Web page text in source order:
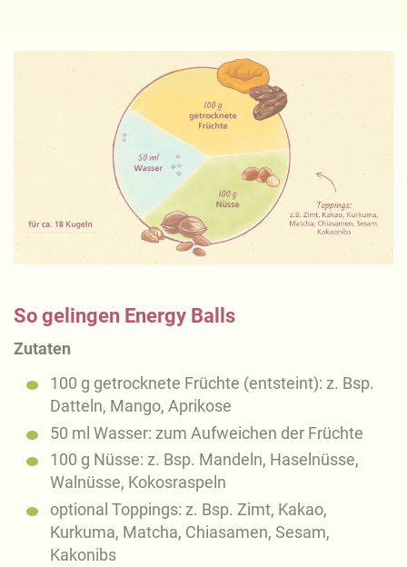
So gelingen Energy Balls
Zutaten
100 g getrocknete Früchte (entsteint): z. Bsp.
Datteln, Mango, Aprikose
50 ml Wasser: zum Aufweichen der Früchte
100 g Nüsse: z. Bsp. Mandeln, Haselnüsse,
Walnüsse, Kokosraspeln
optional Toppings: z. Bsp. Zimt, Kakao,
Kurkuma, Matcha, Chiasamen, Sesam,
Kakonibs